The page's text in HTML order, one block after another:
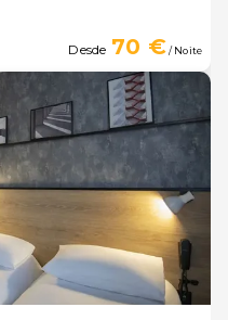
Desde 70 €/ Noite